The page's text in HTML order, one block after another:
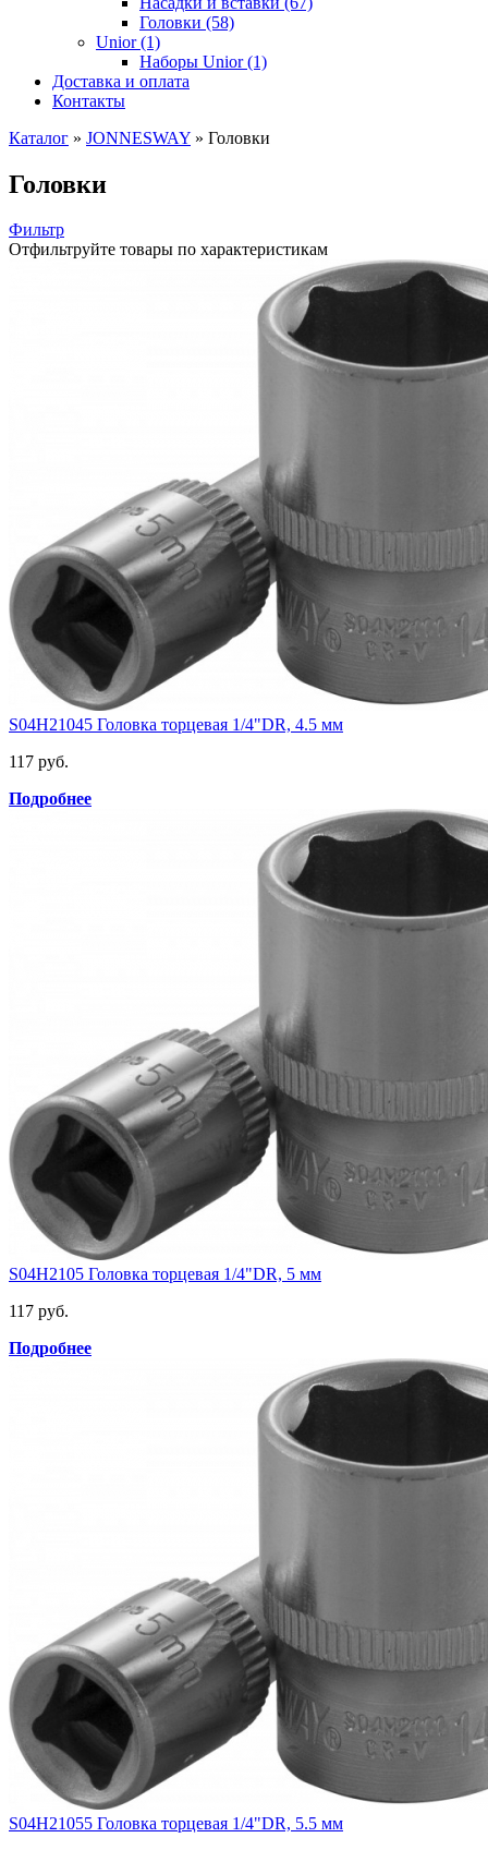
Головки (58)
Unior (1)
Наборы Unior (1)
Доставка и оплата
Контакты
Каталог » JONNESWAY » Головки
Головки
Фильтр
Отфильтруйте товары по характеристикам
S04H21045 Головка торцевая 1/4"DR, 4.5 мм
117 руб.
Подробнее
S04H2105 Головка торцевая 1/4"DR, 5 мм
117 руб.
Подробнее
S04H21055 Головка торцевая 1/4"DR, 5.5 мм